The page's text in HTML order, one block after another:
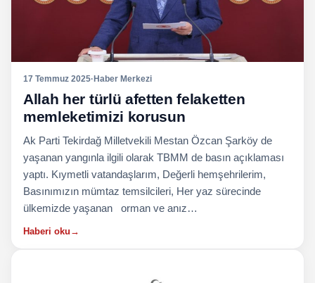
17 Temmuz 2025· Haber Merkezi
Allah her türlü afetten felaketten
memleketimizi korusun
Ak Parti Tekirdağ Milletvekili Mestan Özcan Şarköy de
yaşanan yangınla ilgili olarak TBMM de basın açıklaması
yaptı. Kıymetli vatandaşlarım, Değerli hemşehrilerim,
Basınımızın mümtaz temsilcileri, Her yaz sürecinde
ülkemizde yaşanan orman ve anız…
Haberi oku →